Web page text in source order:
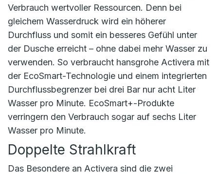
Verbrauch wertvoller Ressourcen. Denn bei
gleichem Wasserdruck wird ein höherer
Durchfluss und somit ein besseres Gefühl unter
der Dusche erreicht – ohne dabei mehr Wasser zu
verwenden. So verbraucht hansgrohe Activera mit
der EcoSmart-Technologie und einem integrierten
Durchflussbegrenzer bei drei Bar nur acht Liter
Wasser pro Minute. EcoSmart+-Produkte
verringern den Verbrauch sogar auf sechs Liter
Wasser pro Minute.
Doppelte Strahlkraft
Das Besondere an Activera sind die zwei